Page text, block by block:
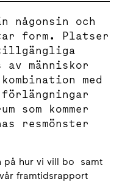
någonsin och
form. Platser
människor
med
förlängningar
som kommer
resmönster
på hur vi vill bo samt
framtidsrapport